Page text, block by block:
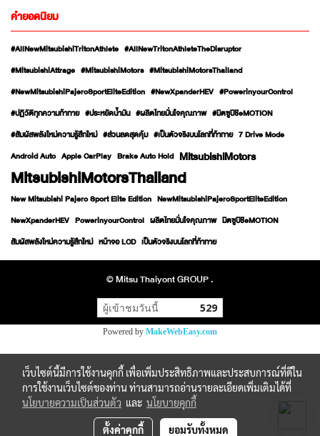
คำยอดนิยม
#AllNewMitsubishiTritonAthlete #AllNewTritonAthleteTheDisruptor
#MitsubishiAttrage #MitsubishiMotors #MitsubishiMotorsThailand
#NewMitsubishiPajeroSportEliteEdition #NewXpanderHEV #PowerinyourControl
#ปฏิวัติทุกความท้าทาย #ประหยัดน้ำมัน #ผลิตไทยมั่นใจคุณภาพ #มิตซูบิชิeMOTION
#สัมผัสพลังใหม่ความรู้สึกใหม่ #ส่วนลดสุดคุ้ม #เป็นตัวจริงบนโลกที่ท้าทาย 7 Drive Mode
Android Auto Apple CarPlay Brake Auto Hold MitsubishiMotors
MitsubishiMotorsThailand
New Mitsubishi Pajero Sport Elite Edition NewMitsubishiPajeroSportEliteEdition
NewXpanderHEV PowerinyourControl ผลิตไทยมั่นใจคุณภาพ มิตซูบิชิeMOTION
สัมผัสพลังใหม่ความรู้สึกใหม่ หน้าจอ LCD เป็นตัวจริงบนโลกที่ท้าทาย
© Mitsu Thaiyont GROUP .
ผู้เข้าชมวันนี้ 529
Powered by MakeWebEasy.com
เว็บไซต์นี้มีการใช้งานคุกกี้ เพื่อเพิ่มประสิทธิภาพและประสบการณ์ที่ดีใน
การใช้งานเว็บไซต์ของท่าน ท่านสามารถอ่านรายละเอียดเพิ่มเติมได้ที่
นโยบายความเป็นส่วนตัว และ นโยบายคุกกี้
ตั้งค่าคุกกี้ ยอมรับทั้งหมด